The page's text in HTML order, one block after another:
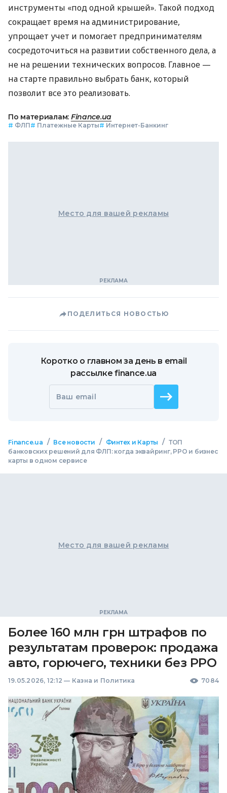
инструменты «под одной крышей». Такой подход
сокращает время на администрирование,
упрощает учет и помогает предпринимателям
сосредоточиться на развитии собственного дела, а
не на решении технических вопросов. Главное —
на старте правильно выбрать банк, который
позволит все это реализовать.
По материалам: Finance.ua
# ФЛП# Платежные Карты# Интернет-Банкинг
Место для вашей рекламы
ПОДЕЛИТЬСЯ НОВОСТЬЮ
Коротко о главном за день в email
рассылке finance.ua
Ваш email
Finance.ua / Все новости / Финтех и Карты / ТОП
банковских решений для ФЛП: когда эквайринг, РРО и бизнес
карты в одном сервисе
Место для вашей рекламы
Более 160 млн грн штрафов по
результатам проверок: продажа
авто, горючего, техники без РРО
19.05.2026, 12:12 — Казна и Политика 7084